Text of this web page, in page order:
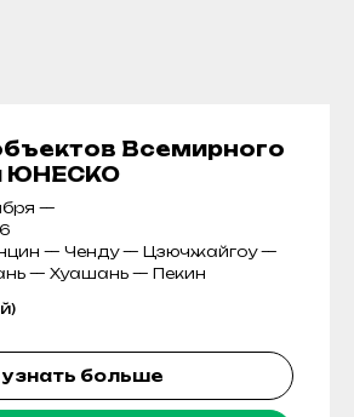
Всемирного
ЮНЕСКО
—
— Ченду — Цзючжайгоу —
— Хуашань — Пекин
узнать больше